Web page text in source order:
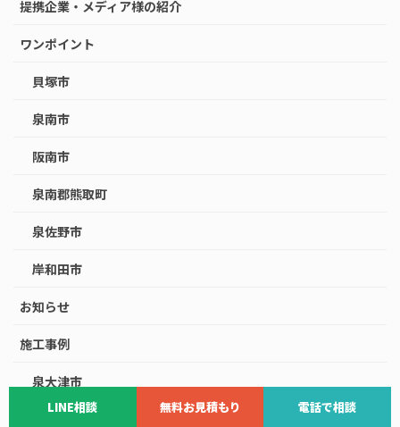
提携企業・メディア様の紹介
ワンポイント
貝塚市
泉南市
阪南市
泉南郡熊取町
泉佐野市
岸和田市
お知らせ
施工事例
泉大津市
大阪市淀川区
LINE相談 無料お見積もり 電話で相談